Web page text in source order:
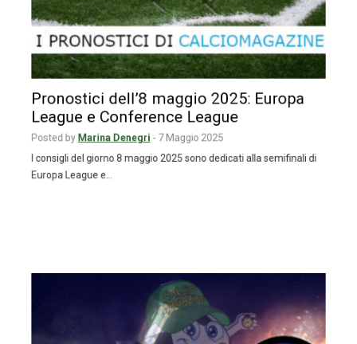
Pronostici dell’8 maggio 2025: Europa
League e Conference League
Posted by Marina Denegri -
7 Maggio 2025
I consigli del giorno 8 maggio 2025 sono dedicati alla semifinali di